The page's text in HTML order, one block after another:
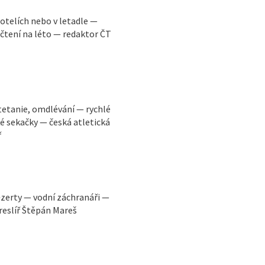
nebo v letadle —
na léto — redaktor ČT
omdlévání — rychlé
sekačky — česká atletická
— vodní záchranáři —
Štěpán Mareš